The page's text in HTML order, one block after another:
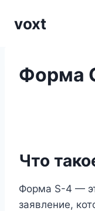
voxt
Форма
Что
Форма S-4 —
заявление,